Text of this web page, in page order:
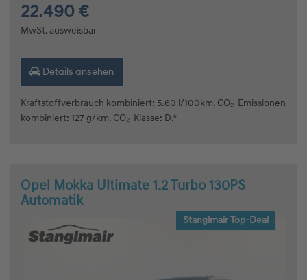
22.490 €
MwSt. ausweisbar
Details ansehen
Kraftstoffverbrauch kombiniert: 5.60 l/100km. CO₂-Emissionen
kombiniert: 127 g/km. CO₂-Klasse: D.*
Opel Mokka Ultimate 1.2 Turbo 130PS
Automatik
Stanglmair Top-Deal